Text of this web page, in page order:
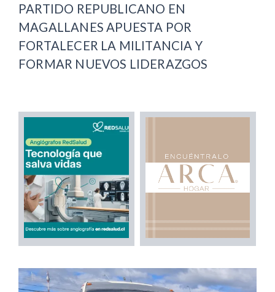
PARTIDO REPUBLICANO EN
MAGALLANES APUESTA POR
FORTALECER LA MILITANCIA Y
FORMAR NUEVOS LIDERAZGOS